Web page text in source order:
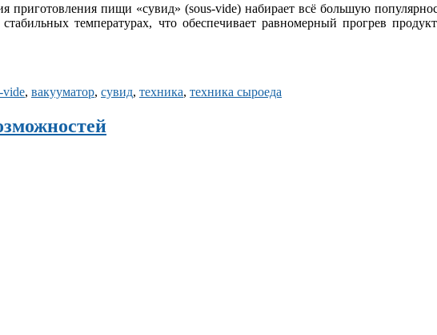
приготовления пищи «сувид» (sous-vide) набирает всё большую
температурах, что обеспечивает равномерный прогрев
vide, вакууматор, сувид, техника, техника сыроеда